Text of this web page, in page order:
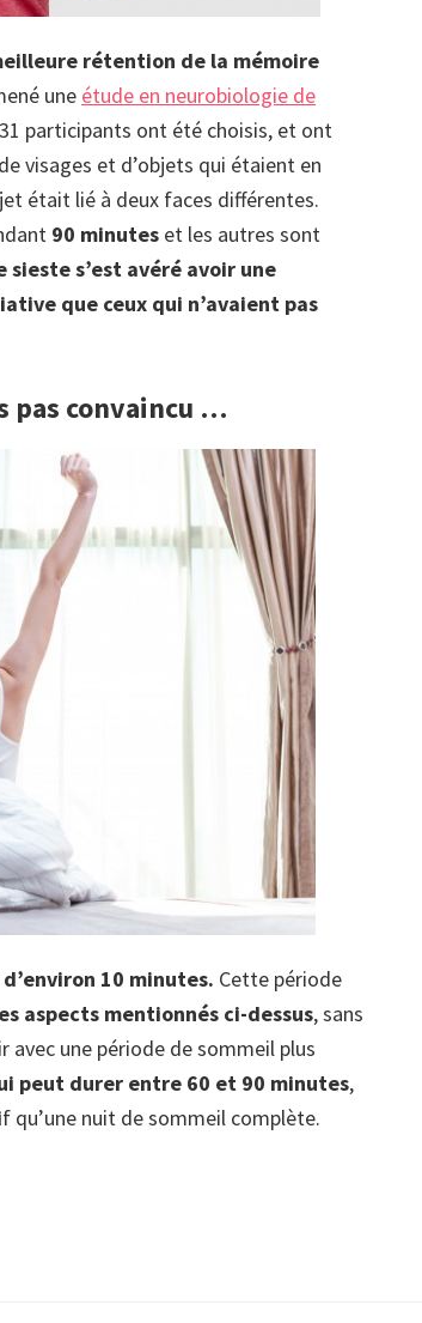
rétention de la mémoire
une étude en neurobiologie de
participants ont été choisis, et ont
visages et d’objets qui étaient en
était lié à deux faces différentes.
90 minutes et les autres sont
s’est avéré avoir une
que ceux qui n’avaient pas
pas convaincu …
10 minutes. Cette période
aspects mentionnés ci-dessus, sans
avec une période de sommeil plus
peut durer entre 60 et 90 minutes,
f qu’une nuit de sommeil complète.